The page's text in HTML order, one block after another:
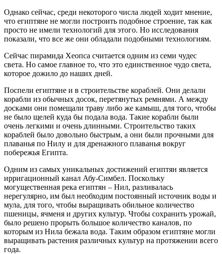
Однако сейчас, среди некоторого числа людей ходит мнение,
что египтяне не могли построить подобное строение, так как
просто не имели технологий для этого. Но исследования
показали, что все же они обладали подобными технологиям.
Сейчас пирамида Хеопса считается одним из семи чудес
света. Но самое главное то, что это единственное чудо света,
которое дожило до наших дней.
Поспели египтяне и в строительстве кораблей. Они делали
корабли из обычных досок, перетянутых ремнями. А между
досками они помещали траву либо же камыш, для того, чтобы
не было щелей куда бы подала вода. Такие корабли были
очень легкими и очень длинными. Строительство таких
кораблей было довольно быстрым, а они были прочными для
плаванья по Нилу и для дренажного плаванья вокруг
побережья Египта.
Одним из самых уникальных достижений египтян является
ирригационный канал Абу-Симбел. Поскольку
могущественная река египтян – Нил, разливалась
нерегулярно, им был необходим постоянный источник воды и
мула, для того, чтобы выращивать обильное количество
пшеницы, ячменя и других культур. Чтобы сохранить урожай,
было решено прорыть большое количество каналов, по
которым из Нила бежала вода. Таким образом египтяне могли
выращивать растения различных культур на протяжении всего
года.